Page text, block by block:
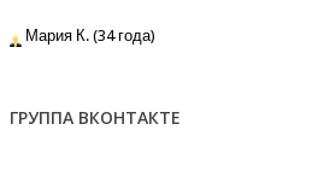
Мария К. (34 года)
ГРУППА ВКОНТАКТЕ